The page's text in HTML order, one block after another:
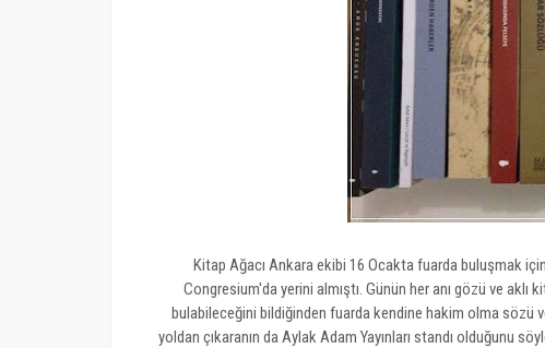
Kitap Ağacı Ankara ekibi 16 Ocakta fuarda buluşmak
Congresium'da yerini almıştı. Günün her anı gözü ve
bulabileceğini bildiğinden fuarda kendine hakim olma
yoldan çıkaranın da Aylak Adam Yayınları standı olduğunu